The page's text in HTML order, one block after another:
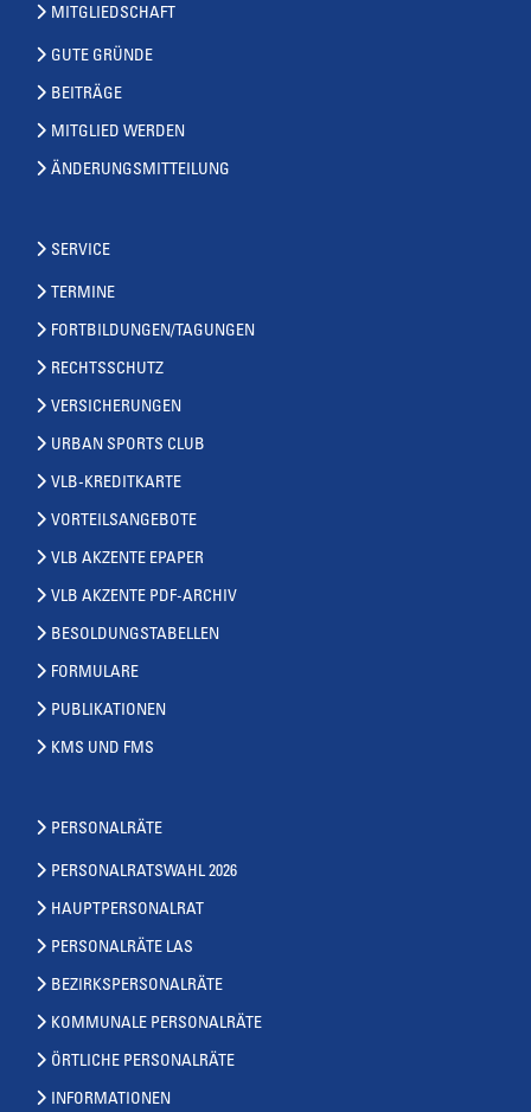
MITGLIEDSCHAFT
GUTE GRÜNDE
BEITRÄGE
MITGLIED WERDEN
ÄNDERUNGSMITTEILUNG
SERVICE
TERMINE
FORTBILDUNGEN/TAGUNGEN
RECHTSSCHUTZ
VERSICHERUNGEN
URBAN SPORTS CLUB
VLB-KREDITKARTE
VORTEILSANGEBOTE
VLB AKZENTE EPAPER
VLB AKZENTE PDF-ARCHIV
BESOLDUNGSTABELLEN
FORMULARE
PUBLIKATIONEN
KMS UND FMS
PERSONALRÄTE
PERSONALRATSWAHL 2026
HAUPTPERSONALRAT
PERSONALRÄTE LAS
BEZIRKSPERSONALRÄTE
KOMMUNALE PERSONALRÄTE
ÖRTLICHE PERSONALRÄTE
INFORMATIONEN